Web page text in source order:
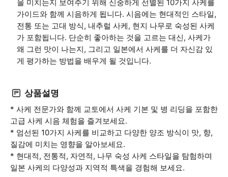
을 미치는지 보여주기 위해 신중하게 선별된 10가지 사케를
가이드와 함께 시음하게 됩니다. 시음에는 현대적인 스타일,
전통 또는 고대 방식, 내추럴 사케, 현지 나무로 숙성된 사케
가 포함됩니다. 단순히 좋아하는 것을 고르는 대신, 사케가
왜 그런 맛이 나는지, 그리고 일본에서 사케를 더 자신감 있
게 평가하는 방법을 배우게 될 것입니다.
상품설명
* 사케 전문가와 함께 교토에서 사케 기본 및 병 리딩을 포함한
고급 사케 시음 체험을 즐겨보세요.
* 엄선된 10가지 사케를 비교하고 다양한 양조 방식이 맛, 향,
질감에 미치는 영향을 알아보세요.
* 현대적, 전통적, 자연적, 나무 숙성 사케 스타일을 탐험하며
일본 사케의 다양성과 지역적 특색을 경험해 보세요.